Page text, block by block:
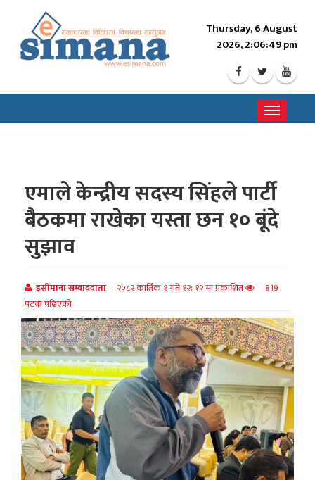
Thursday, 6 August
2026, 2:06:51 pm
Toggle
एमाले केन्द्रीय सदस्य सिंहले पार्टी
बैठकमा राखेका यस्ता छन १० बूंदे
सुझाव
इसीमाना सम्वाददाता २०८२ कार्तिक १ गते १२: १२ मा प्रकाशित
819
पटक पढिएको